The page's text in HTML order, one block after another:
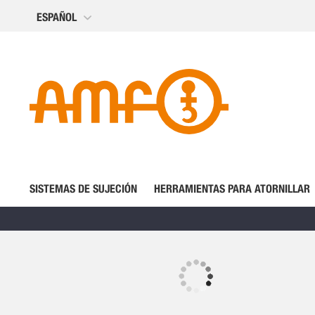
ESPAÑOL
SISTEMAS DE SUJECIÓN HERRAMIENTAS PARA ATORNILLAR